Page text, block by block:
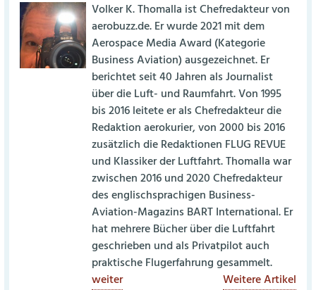
Volker K. Thomalla ist Chefredakteur von
aerobuzz.de. Er wurde 2021 mit dem
Aerospace Media Award (Kategorie
Business Aviation) ausgezeichnet. Er
berichtet seit 40 Jahren als Journalist
über die Luft- und Raumfahrt. Von 1995
bis 2016 leitete er als Chefredakteur die
Redaktion aerokurier, von 2000 bis 2016
zusätzlich die Redaktionen FLUG REVUE
und Klassiker der Luftfahrt. Thomalla war
zwischen 2016 und 2020 Chefredakteur
des englischsprachigen Business-
Aviation-Magazins BART International. Er
hat mehrere Bücher über die Luftfahrt
geschrieben und als Privatpilot auch
praktische Flugerfahrung gesammelt.
weiter
Weitere Artikel